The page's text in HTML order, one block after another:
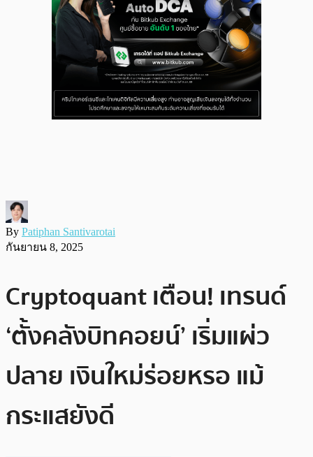
By Patiphan Santivarotai
กันยายน 8, 2025
Cryptoquant เตือน! เทรนด์
‘ตั้งคลังบิทคอยน์’ เริ่มแผ่ว
ปลาย เงินใหม่ร่อยหรอ แม้
กระแสยังดี